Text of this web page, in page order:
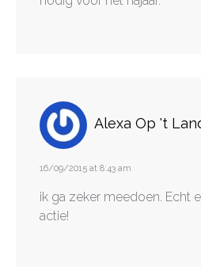
Alexa Op 't
16/09/2015 at 8:43 am
ik ga zeker meedoen. Echt
actie!